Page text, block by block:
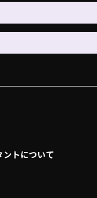
トについて